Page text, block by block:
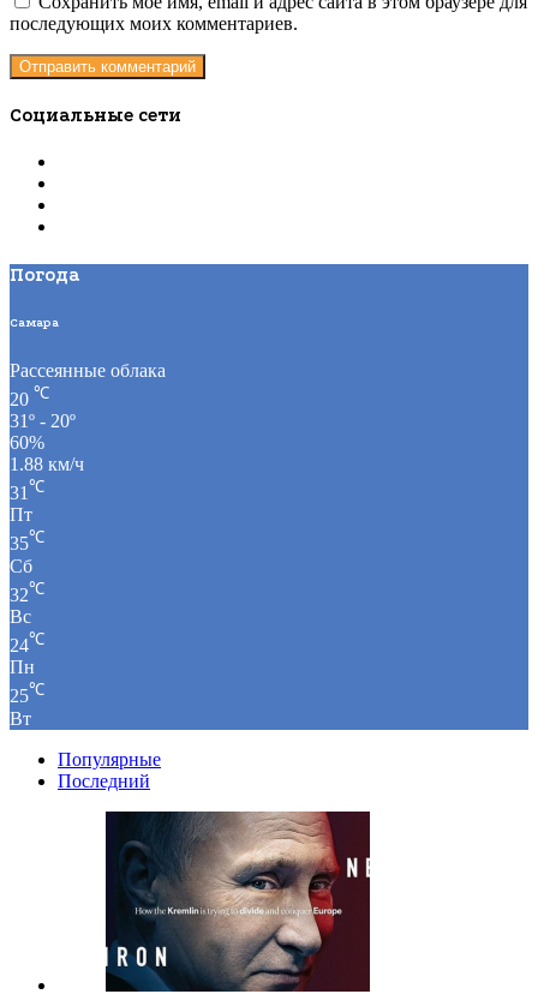
последующих моих комментариев.
Социальные сети
Погода
Самара
Рассеянные облака
20 ℃
31º - 20º
60%
1.88 км/ч
31 ℃
Пт
35℃
Сб
32℃
Вс
24℃
Пн
25℃
Вт
Популярные
Последний